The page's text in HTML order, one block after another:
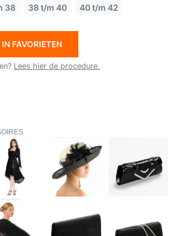
38 38 t/m 40 40 t/m 42
FAVORIETEN
Lees hier de procedure.